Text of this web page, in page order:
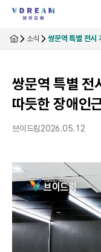
소식 쌍문역 특별 전시
쌍문역 특별 전
따듯한 장애인
브이드림2026.05.12